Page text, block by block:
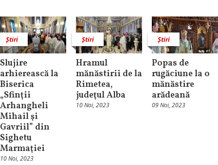
Știri
Slujire
arhierească la
Biserica
„Sfinţii
Arhangheli
Mihail şi
Gavriil” din
Sighetu
Marmaţiei
10 Noi, 2023
Știri
Hramul
mănăstirii de la
Rimetea,
judeţul Alba
10 Noi, 2023
Știri
Popas de
rugăciune la o
mănăstire
arădeană
09 Noi, 2023